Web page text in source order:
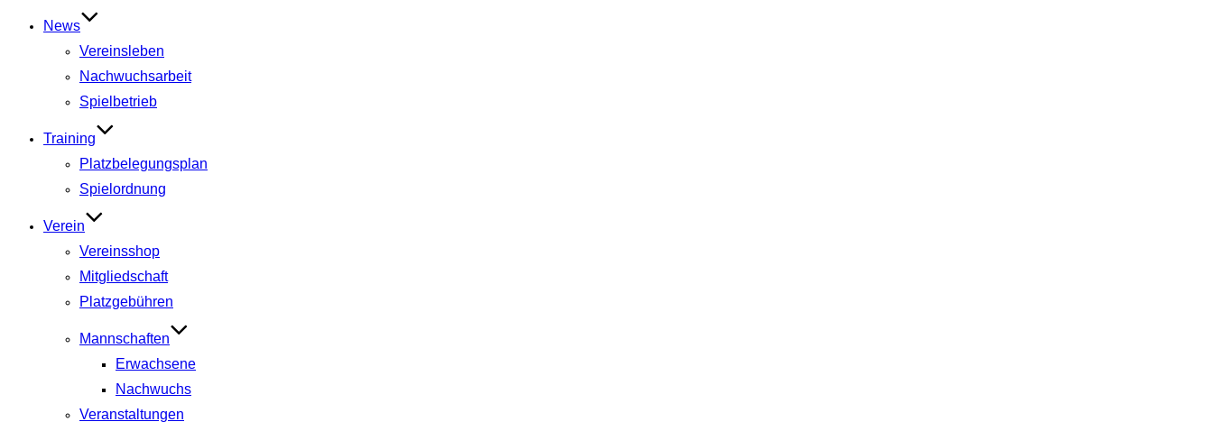
News
Vereinsleben
Nachwuchsarbeit
Spielbetrieb
Training
Platzbelegungsplan
Spielordnung
Verein
Vereinsshop
Mitgliedschaft
Platzgebühren
Mannschaften
Erwachsene
Nachwuchs
Veranstaltungen